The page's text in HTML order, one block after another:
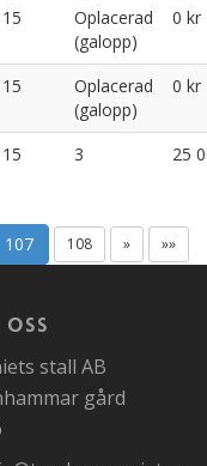
15
Oplacerad
(galopp)
0 kr
15
Oplacerad
(galopp)
0 kr
15 3 25
107 108 » »»
stall AB
gård